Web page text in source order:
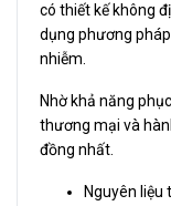
có thiết kế không
dụng phương
nhiễm.
Nhờ khả năng
thương mại và
đồng nhất.
Nguyên liệu